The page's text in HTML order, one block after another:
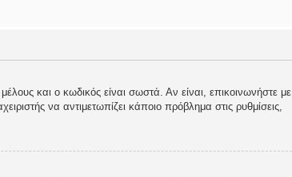
και ο κωδικός είναι σωστά. Αν είναι, επικοινωνήστε με
να αντιμετωπίζει κάποιο πρόβλημα στις ρυθμίσεις,